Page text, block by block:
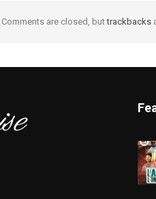
Comments are closed, buttrackbacks